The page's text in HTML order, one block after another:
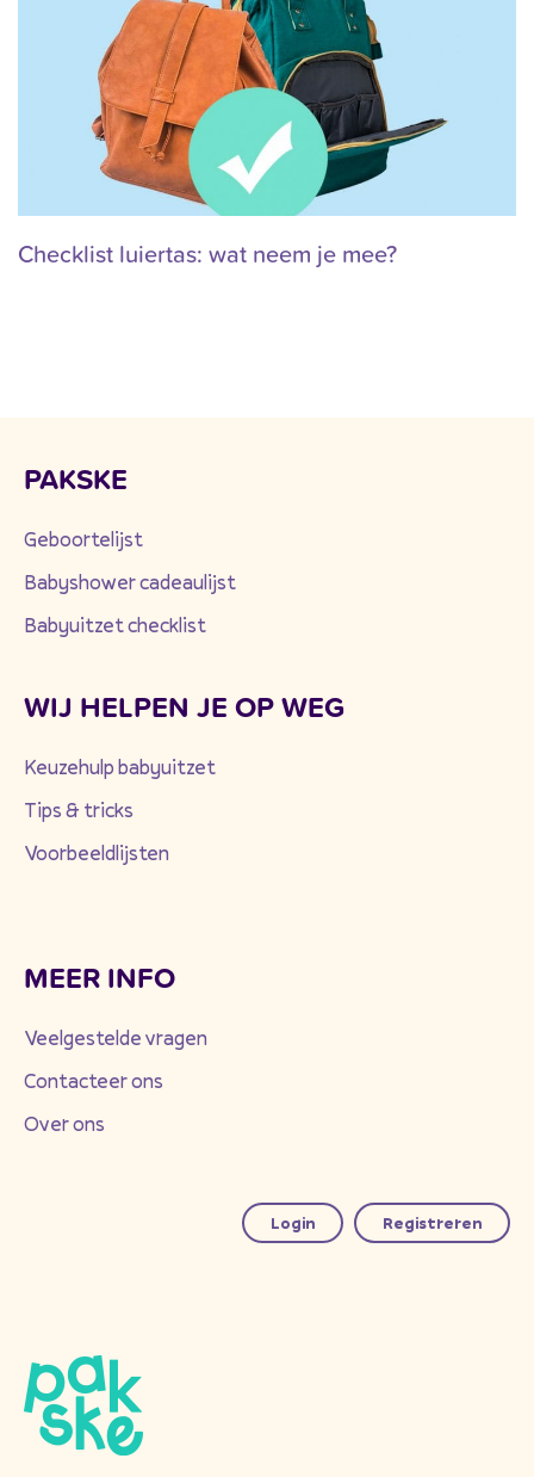
Checklist luiertas: wat neem je mee?
PAKSKE
Geboortelijst
Babyshower cadeaulijst
Babyuitzet checklist
WIJ HELPEN JE OP WEG
Keuzehulp babyuitzet
Tips & tricks
Voorbeeldlijsten
MEER INFO
Veelgestelde vragen
Contacteer ons
Over ons
Login Registreren